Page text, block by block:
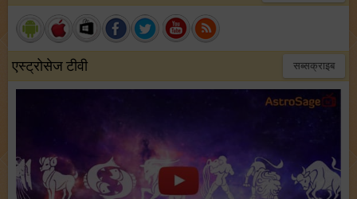
एस्ट्रोसेज टीवी सब्सक्राइब